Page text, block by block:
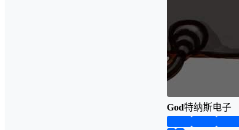
God特纳斯电子